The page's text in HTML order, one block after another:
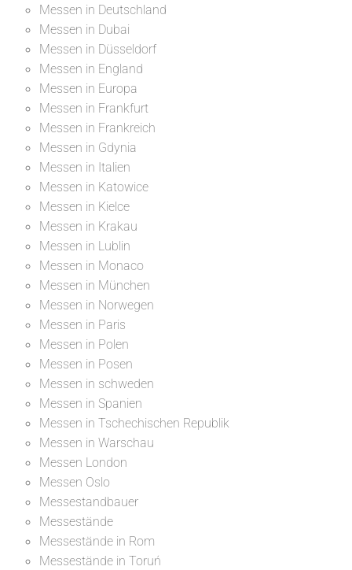
Messen in Deutschland
Messen in Dubai
Messen in Düsseldorf
Messen in England
Messen in Europa
Messen in Frankfurt
Messen in Frankreich
Messen in Gdynia
Messen in Italien
Messen in Katowice
Messen in Kielce
Messen in Krakau
Messen in Lublin
Messen in Monaco
Messen in München
Messen in Norwegen
Messen in Paris
Messen in Polen
Messen in Posen
Messen in schweden
Messen in Spanien
Messen in Tschechischen Republik
Messen in Warschau
Messen London
Messen Oslo
Messestandbauer
Messestände
Messestände in Rom
Messestände in Toruń